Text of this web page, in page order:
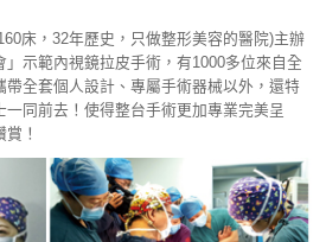
床，32年歷史，只做整形美容的醫院)主辦
示範內視鏡拉皮手術，有1000多位來自全
帶全套個人設計、專屬手術器械以外，還特
同前去！使得整台手術更加專業完美呈
！